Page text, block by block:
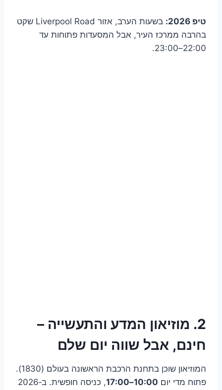
טיפ 2026:
בשעות הערב, אזור Liverpool Road שקט
בהרבה ממרכז העיר, אבל המסעדות פתוחות עד
22:00–23:00.
2. מוזיאון המדע והתעשייה –
חינם, אבל שווה יום שלם
המוזיאון שוכן בתחנת הרכבת הראשונה בעולם (1830).
פתוח מדי יום 10:00–17:00
, כניסה חופשית. ב‑2026